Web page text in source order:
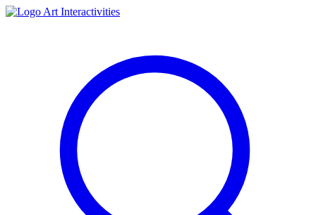
Art Interactivities